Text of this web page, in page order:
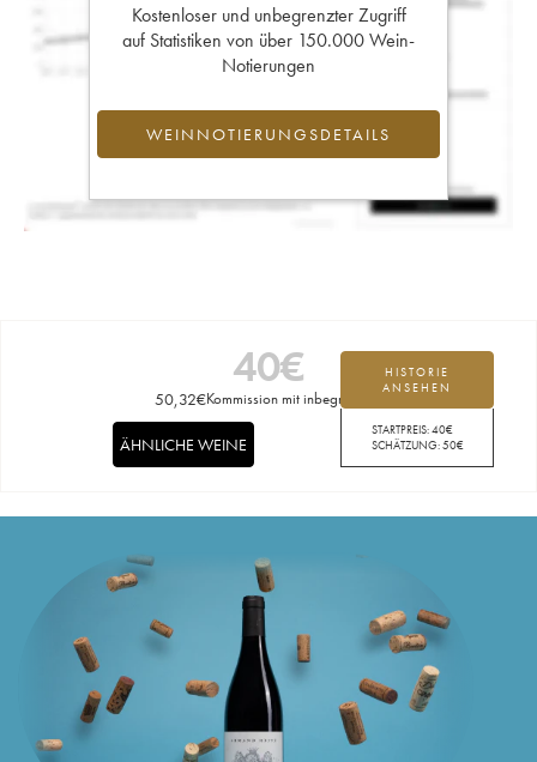
Kostenloser und unbegrenzter Zugriff
auf Statistiken von über 150.000 Wein-
Notierungen
WEINNOTIERUNGSDETAILS
40€
50,32€Kommission mit inbegriffen
HISTORIE
ANSEHEN
STARTPREIS:40€
SCHÄTZUNG:50€
ÄHNLICHE WEINE